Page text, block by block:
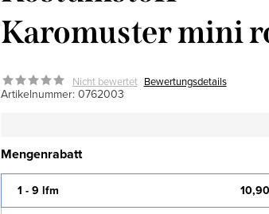
Karomuster mini
Nicht bewertet Bewertungsdetails
Artikelnummer: 0762003
Mengenrabatt
1 - 9 lfm